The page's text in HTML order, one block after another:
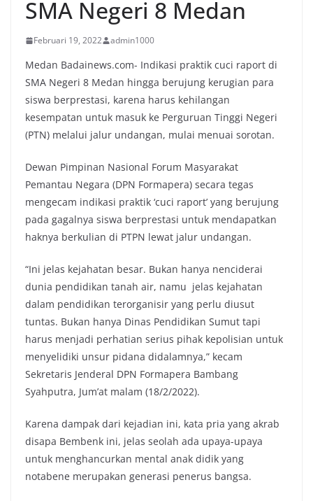
SMA Negeri 8 Medan
Februari 19, 2022 admin1000
Medan Badainews.com- Indikasi praktik cuci raport di
SMA Negeri 8 Medan hingga berujung kerugian para
siswa berprestasi, karena harus kehilangan
kesempatan untuk masuk ke Perguruan Tinggi Negeri
(PTN) melalui jalur undangan, mulai menuai sorotan.
Dewan Pimpinan Nasional Forum Masyarakat
Pemantau Negara (DPN Formapera) secara tegas
mengecam indikasi praktik ‘cuci raport’ yang berujung
pada gagalnya siswa berprestasi untuk mendapatkan
haknya berkulian di PTPN lewat jalur undangan.
“Ini jelas kejahatan besar. Bukan hanya nenciderai
dunia pendidikan tanah air, namu jelas kejahatan
dalam pendidikan terorganisir yang perlu diusut
tuntas. Bukan hanya Dinas Pendidikan Sumut tapi
harus menjadi perhatian serius pihak kepolisian untuk
menyelidiki unsur pidana didalamnya,” kecam
Sekretaris Jenderal DPN Formapera Bambang
Syahputra, Jum’at malam (18/2/2022).
Karena dampak dari kejadian ini, kata pria yang akrab
disapa Bembenk ini, jelas seolah ada upaya-upaya
untuk menghancurkan mental anak didik yang
notabene merupakan generasi penerus bangsa.